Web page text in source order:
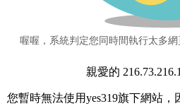
喔喔，系統判定您同時間執行太多網
親愛的
您暫時無法使用yes319旗下網站